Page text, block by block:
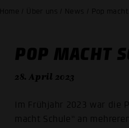
Home / Über uns / News / Pop
POP MACHT
28. April 2023
Im Frühjahr 2023 war die
macht Schule“ an